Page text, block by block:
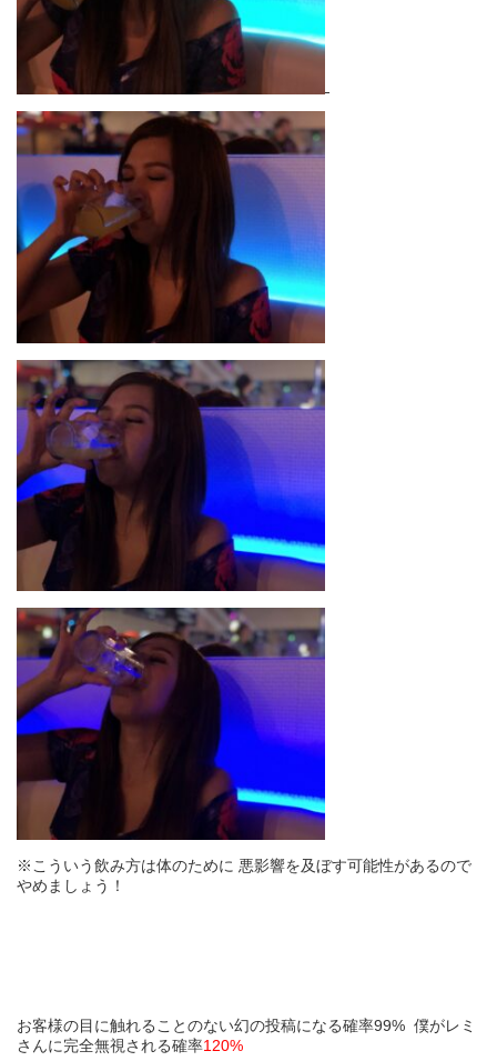
※こういう飲み方は体のために 悪影響を及ぼす可能性があるので
やめましょう！
お客様の目に触れることのない幻の投稿になる確率99% 僕がレミ
さんに完全無視される確率120%